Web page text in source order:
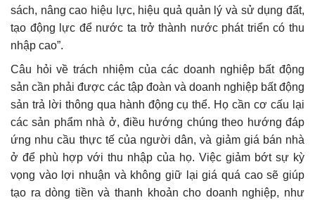
sách, nâng cao hiệu lực, hiệu quả quản lý và sử dụng đất,
tạo động lực để nước ta trở thành nước phát triển có thu
nhập cao”.
Câu hỏi về trách nhiệm của các doanh nghiệp bất động
sản cần phải được các tập đoàn và doanh nghiệp bất động
sản trả lời thông qua hành động cụ thể. Họ cần cơ cấu lại
các sản phẩm nhà ở, điều hướng chúng theo hướng đáp
ứng nhu cầu thực tế của người dân, và giảm giá bán nhà
ở để phù hợp với thu nhập của họ. Việc giảm bớt sự kỳ
vọng vào lợi nhuận và không giữ lại giá quá cao sẽ giúp
tạo ra dòng tiền và thanh khoản cho doanh nghiệp, như